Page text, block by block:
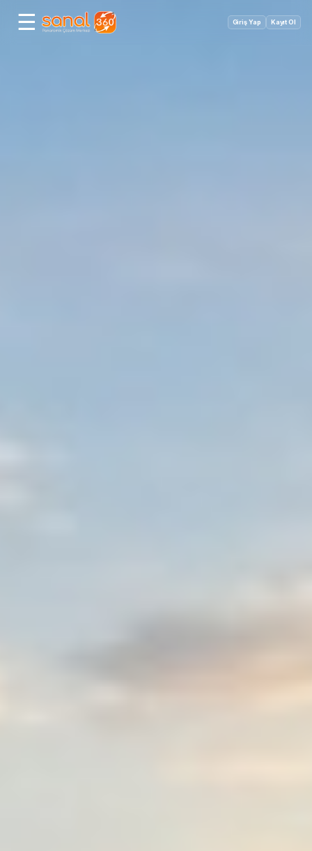
☰ Giriş Yap Kayıt Ol